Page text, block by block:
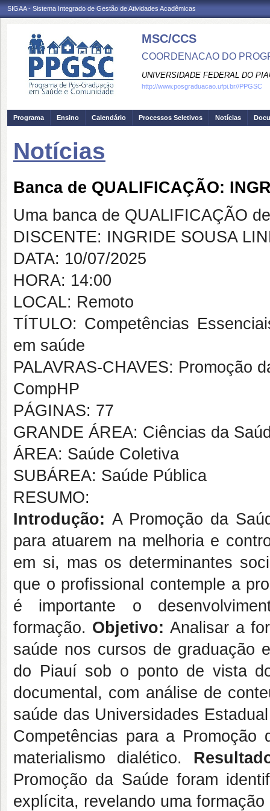
SIGAA - Sistema Integrado de Gestão de Atividades Acadêmicas
MSC/CCS
COORDENACAO DO
UNIVERSIDADE FEDERAL DO
http://www.posgraduacao.ufpi.br//PPGSC
Programa Ensino Calendário Processos Seletivos Notícias
Notícias
Banca de QUALIFICAÇÃO:
Uma banca de QUALIFICAÇÃO
DISCENTE: INGRIDE SOUSA
DATA: 10/07/2025
HORA: 14:00
LOCAL: Remoto
TÍTULO: Competências
em saúde
PALAVRAS-CHAVES: Promoção
CompHP
PÁGINAS: 77
GRANDE ÁREA: Ciências da
ÁREA: Saúde Coletiva
SUBÁREA: Saúde Pública
RESUMO:
Introdução: A Promoção da
para atuarem na melhoria e
em si, mas os determinantes
que o profissional contemple a
é importante o
formação. Objetivo:Analisar a
saúde nos cursos de graduação
do Piauí sob o ponto de vista
documental, com análise de
saúde das Universidades
Competências para a
materialismo dialético.
Promoção da Saúde foram
explícita, revelando uma